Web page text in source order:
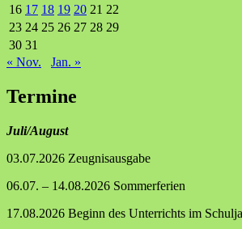
16 17 18 19 20 21 22
23 24 25 26 27 28 29
30 31
« Nov.
Jan. »
Termine
Juli/August
03.07.2026 Zeugnisausgabe
06.07. – 14.08.2026 Sommerferien
17.08.2026 Beginn des Unterrichts im